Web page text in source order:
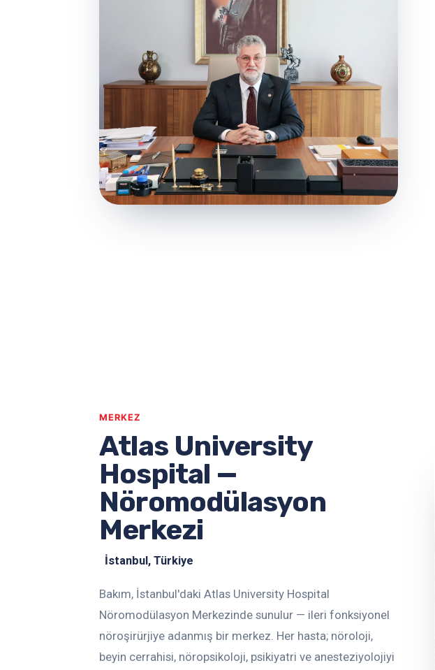
MERKEZ
Atlas University
Hospital —
Nöromodülasyon
Merkezi
İstanbul, Türkiye
Bakım, İstanbul'daki Atlas University Hospital
Nöromodülasyon Merkezinde sunulur — ileri fonksiyonel
nöroşirürjiye adanmış bir merkez. Her hasta; nöroloji,
beyin cerrahisi, nöropsikoloji, psikiyatri ve anesteziyolojiyi